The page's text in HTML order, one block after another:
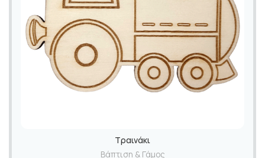
Τραινάκι
Βάπτιση & Γάμος